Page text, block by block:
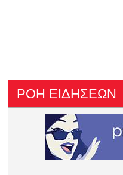
ΡΟΗ ΕΙΔΗΣΕΩΝ